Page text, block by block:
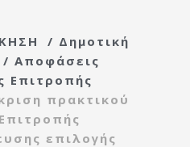
/ Δημοτική
/ Αποφάσεις
Επιτροπής
πρακτικού
επιλογής